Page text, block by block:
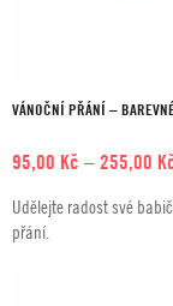
VÁNOČNÍ PŘÁNÍ – BAREVNÉ
95,00 Kč –255,00
Udělejte radost své
přání.